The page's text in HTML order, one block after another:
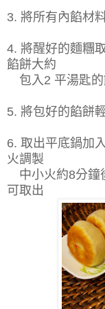
3. 將所有內餡材
4. 將醒好的麵糰
餡餅大約
包入2 平湯匙的
5. 將包好的餡餅
6. 取出平底鍋加
火調製
中小火約8分鐘
可取出